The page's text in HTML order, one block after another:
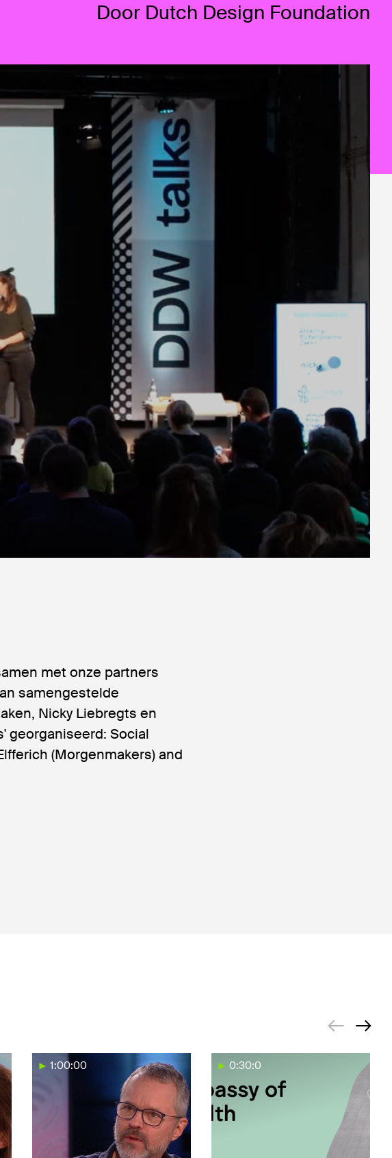
Door Dutch Design Foundation
met onze partners
samengestelde
Nicky Liebregts en
georganiseerd: Social
(Morgenmakers) and
1:00:00 0:30:0